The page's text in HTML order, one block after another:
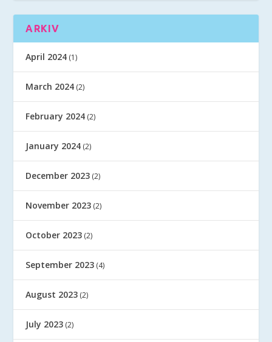
ARKIV
April 2024 (1)
March 2024 (2)
February 2024 (2)
January 2024 (2)
December 2023 (2)
November 2023 (2)
October 2023 (2)
September 2023 (4)
August 2023 (2)
July 2023 (2)